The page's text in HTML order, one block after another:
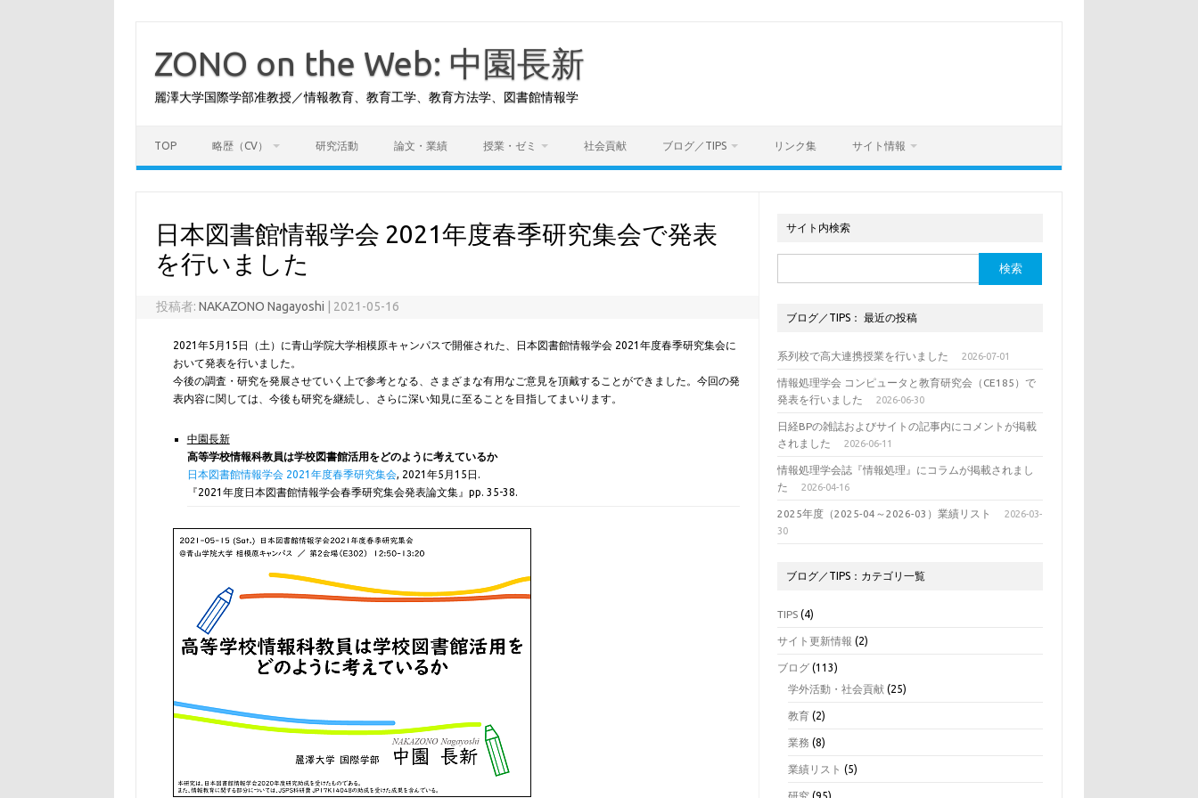
ZONO on the Web: 中園長新
麗澤大学国際学部准教授／情報教育、教育工学、教育方法学、図書館情報学
TOP 略歴（CV） 研究活動 論文・業績 授業・ゼミ 社会貢献 ブログ／TIPS リンク集 サイト情報
日本図書館情報学会 2021年度春季研究集会で発表
を行いました
投稿者:NAKAZONO Nagayoshi 2021-05-16
2021年5月15日（土）に青山学院大学相模原キャンパスで開催された、日本図書館情報学会 2021年度春季研究集会に
おいて発表を行いました。
今後の調査・研究を発展させていく上で参考となる、さまざまな有用なご意見を頂戴することができました。今回の発
表内容に関しては、今後も研究を継続し、さらに深い知見に至ることを目指してまいります。
中園長新
高等学校情報科教員は学校図書館活用をどのように考えているか
日本図書館情報学会 2021年度春季研究集会, 2021年5月15日.
『2021年度日本図書館情報学会春季研究集会発表論文集』pp. 35-38.
サイト内検索
索:
ブログ／TIPS： 最近の投稿
系列校で高大連携授業を行いました 2026-07-01
情報処理学会 コンピュータと教育研究会（CE185）で
発表を行いました
2026-06-30
日経BPの雑誌およびサイトの記事内にコメントが掲載
されました
2026-06-11
情報処理学会誌『情報処理』にコラムが掲載されまし
た
2026-04-16
2025年度（2025-04～2026-03）業績リスト
2026-03-
30
ブログ／TIPS：カテゴリ一覧
TIPS (4)
サイト更新情報 (2)
ブログ (113)
学外活動・社会貢献 (25)
教育 (2)
業務 (8)
業績リスト (5)